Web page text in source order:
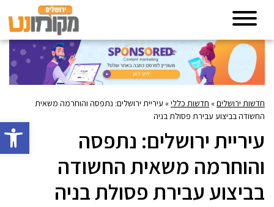
פתח
חדשות ירושלים» חדשות כללי» עיריית ירושלים: נתפסה והוחרמה משאית
החשודה בביצוע עבירת פסולת בניה
עיריית ירושלים: נתפסה
והוחרמה משאית החשודה
בביצוע עבירת פסולת בניה